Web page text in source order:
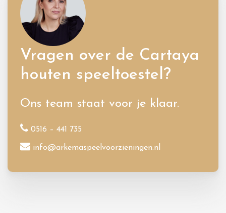
Vragen over de Cartaya
houten speeltoestel?
Ons team staat voor je klaar.
0516 – 441 735
info@arkemaspeelvoorzieningen.nl